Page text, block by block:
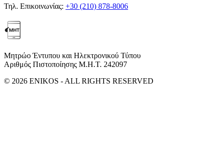
Τηλ. Επικοινωνίας: +30 (210) 878-8006
Μητρώο Έντυπου και Ηλεκτρονικού Τύπου
Αριθμός Πιστοποίησης Μ.Η.Τ. 242097
© 2026 ENIKOS - ALL RIGHTS RESERVED